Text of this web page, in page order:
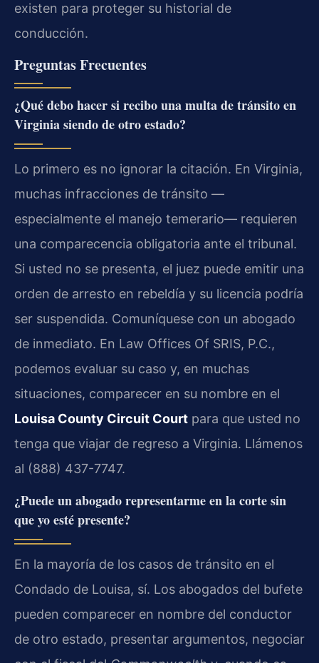
existen para proteger su historial de
conducción.
Preguntas Frecuentes
¿Qué debo hacer si recibo una multa de tránsito en
Virginia siendo de otro estado?
Lo primero es no ignorar la citación. En Virginia,
muchas infracciones de tránsito —
especialmente el manejo temerario— requieren
una comparecencia obligatoria ante el tribunal.
Si usted no se presenta, el juez puede emitir una
orden de arresto en rebeldía y su licencia podría
ser suspendida. Comuníquese con un abogado
de inmediato. En Law Offices Of SRIS, P.C.,
podemos evaluar su caso y, en muchas
situaciones, comparecer en su nombre en el
Louisa County Circuit Court para que usted no
tenga que viajar de regreso a Virginia. Llámenos
al (888) 437-7747.
¿Puede un abogado representarme en la corte sin
que yo esté presente?
En la mayoría de los casos de tránsito en el
Condado de Louisa, sí. Los abogados del bufete
pueden comparecer en nombre del conductor
de otro estado, presentar argumentos, negociar